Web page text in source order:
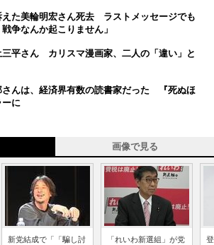
えた美輪明宏さん死去 ラストメッセージでも
争なんか起こりません」
三平さん カリスマ漫画家、二人の「違い」と
さんは、経済界有数の読書家だった 『死ぬほ
に
画像で見る
新党結成で「「騙し討
「れいわ新選組」が党